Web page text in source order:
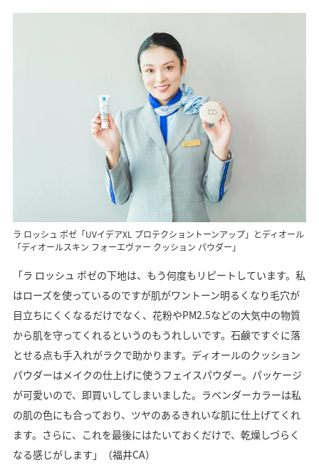
ラ ロッシュ ポゼ「UVイデアXL プロテクショントーンアップ」とディオール
「ディオールスキン フォーエヴァー クッション パウダー」
「ラ ロッシュ ポゼの下地は、もう何度もリピートしています。私
はローズを使っているのですが肌がワントーン明るくなり毛穴が
目立ちにくくなるだけでなく、花粉やPM2.5などの大気中の物質
から肌を守ってくれるというのもうれしいです。石鹸ですぐに落
とせる点も手入れがラクで助かります。ディオールのクッション
パウダーはメイクの仕上げに使うフェイスパウダー。パッケージ
が可愛いので、即買いしてしまいました。ラベンダーカラーは私
の肌の色にも合っており、ツヤのあるきれいな肌に仕上げてくれ
ます。さらに、これを最後にはたいておくだけで、乾燥しづらく
なる感じがします」（福井CA）